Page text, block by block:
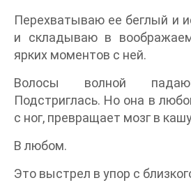
Перехватываю ее беглый и
и складываю в
ярких моментов с ней.
Волосы волной
Подстриглась. Но она в
с ног, превращает мозг в
В любом.
Это выстрел в упор с